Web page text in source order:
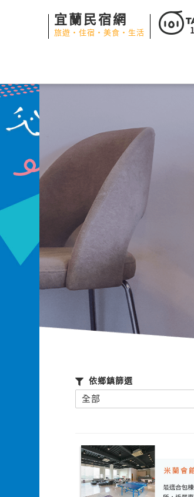
宜蘭民宿網
旅遊‧住宿‧美食‧生活
依鄉鎮篩選
全部